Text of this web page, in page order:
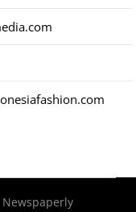
Newspaperly